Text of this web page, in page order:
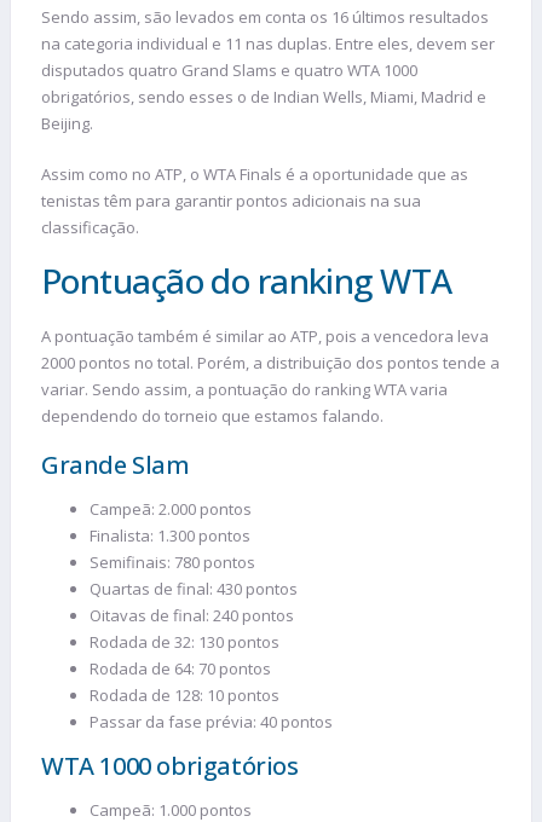
Sendo assim, são levados em conta os 16 últimos resultados
na categoria individual e 11 nas duplas. Entre eles, devem ser
disputados quatro Grand Slams e quatro WTA 1000
obrigatórios, sendo esses o de Indian Wells, Miami, Madrid e
Beijing.
Assim como no ATP, o WTA Finals é a oportunidade que as
tenistas têm para garantir pontos adicionais na sua
classificação.
Pontuação do ranking WTA
A pontuação também é similar ao ATP, pois a vencedora leva
2000 pontos no total. Porém, a distribuição dos pontos tende a
variar. Sendo assim, a pontuação do ranking WTA varia
dependendo do torneio que estamos falando.
Grande Slam
Campeã: 2.000 pontos
Finalista: 1.300 pontos
Semifinais: 780 pontos
Quartas de final: 430 pontos
Oitavas de final: 240 pontos
Rodada de 32: 130 pontos
Rodada de 64: 70 pontos
Rodada de 128: 10 pontos
Passar da fase prévia: 40 pontos
WTA 1000 obrigatórios
Campeã: 1.000 pontos